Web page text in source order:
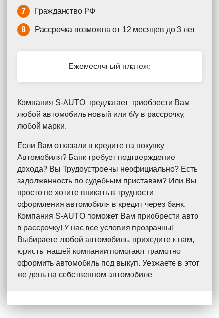
7 Гражданство РФ
8 Рассрочка возможна от 12 месяцев до 3 лет
Ежемесячный платеж:
Компания S-AUTO предлагает приобрести Вам
любой автомобиль новый или б/у в рассрочку,
любой марки.
Если Вам отказали в кредите на покупку
Автомобиля? Банк требует подтверждение
дохода? Вы Трудоустроены неофициально? Есть
задолженность по судебным приставам? Или Вы
просто не хотите вникать в трудности
оформления автомобиля в кредит через банк.
Компания S-AUTO поможет Вам приобрести авто
в рассрочку! У нас все условия прозрачны!
Выбираете любой автомобиль, приходите к нам,
юристы нашей компании помогают грамотно
оформить автомобиль под выкуп. Уезжаете в этот
же день на собственном автомобиле!